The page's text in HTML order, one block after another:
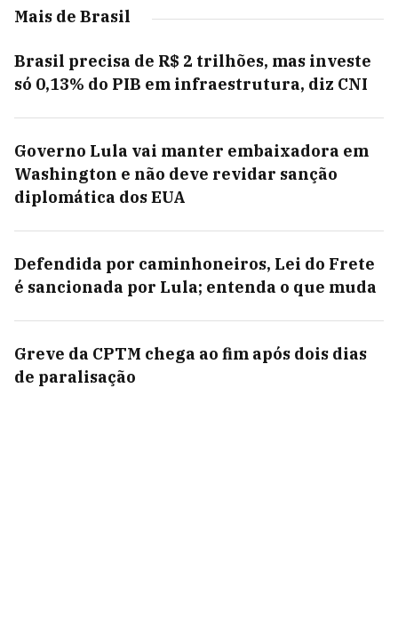
Mais de Brasil
Brasil precisa de R$ 2 trilhões, mas investe
só 0,13% do PIB em infraestrutura, diz CNI
Governo Lula vai manter embaixadora em
Washington e não deve revidar sanção
diplomática dos EUA
Defendida por caminhoneiros, Lei do Frete
é sancionada por Lula; entenda o que muda
Greve da CPTM chega ao fim após dois dias
de paralisação